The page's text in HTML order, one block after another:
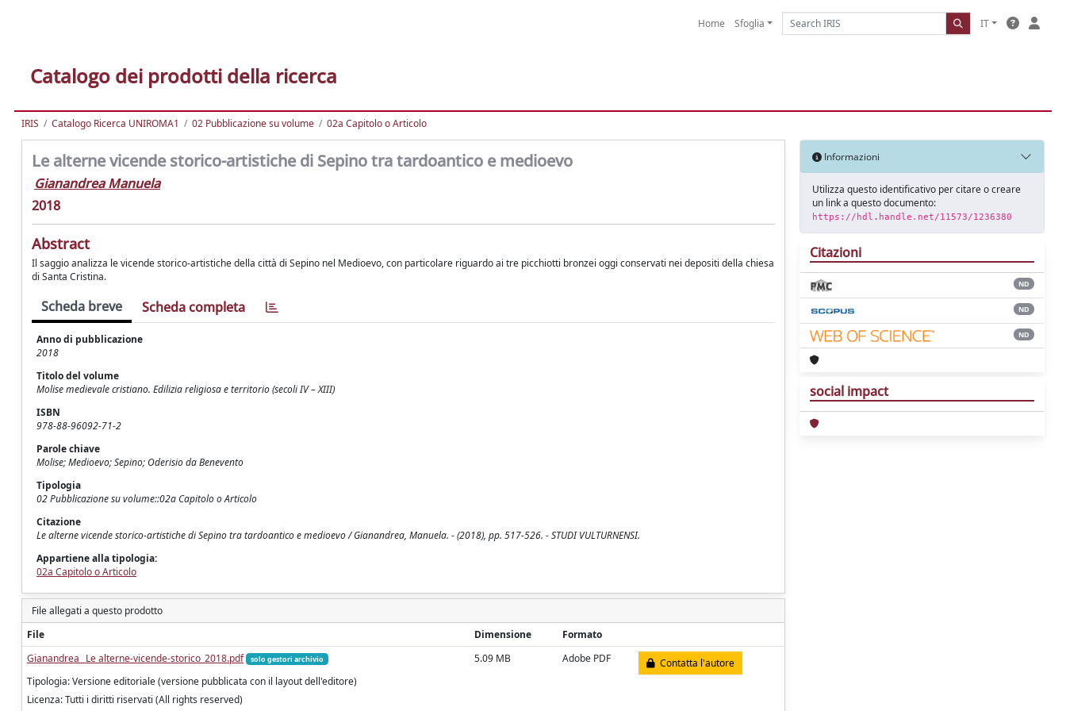
Home Sfoglia IT
Catalogo dei prodotti della ricerca
IRIS Catalogo Ricerca UNIROMA1 02 Pubblicazione su volume 02a Capitolo o Articolo
Le alterne vicende storico-artistiche di Sepino tra tardoantico e medioevo
Gianandrea Manuela
2018
Abstract
Il saggio analizza le vicende storico-artistiche della città di Sepino nel Medioevo, con particolare riguardo ai tre picchiotti bronzei oggi conservati nei depositi della chiesa
di Santa Cristina.
Scheda breve Scheda completa
Anno di pubblicazione
2018
Titolo del volume
Molise medievale cristiano. Edilizia religiosa e territorio (secoli IV – XIII)
ISBN
978-88-96092-71-2
Parole chiave
Molise; Medioevo; Sepino; Oderisio da Benevento
Tipologia
02 Pubblicazione su volume::02a Capitolo o Articolo
Citazione
Le alterne vicende storico-artistiche di Sepino tra tardoantico e medioevo / Gianandrea, Manuela. - (2018), pp. 517-526. - STUDI VULTURNENSI.
Appartiene alla tipologia:
02a Capitolo o Articolo
File allegati a questo prodotto
File
Dimensione
Formato
Gianandrea_ Le alterne-vicende-storico_2018.pdf
solo gestori archivio
Tipologia: Versione editoriale (versione pubblicata con il layout dell'editore)
Licenza: Tutti i diritti riservati (All rights reserved)
5.09 MB Adobe PDF Contatta l'autore
Informazioni
Utilizza questo identificativo per citare o creare
un link a questo documento:
https://hdl.handle.net/11573/1236380
Citazioni
ND
ND
ND
social impact